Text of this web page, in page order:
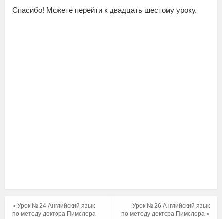
Спасибо! Можете перейти к двадцать шестому уроку.
Урок № 26 Английский язык
по методу доктора Пимслера »
« Урок № 24 Английский язык
по методу доктора Пимслера